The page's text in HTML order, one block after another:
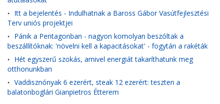
• Itt a bejelentés - Indulhatnak a Baross Gábor Vasútfejlesztési
Terv uniós projektjei
• Pánik a Pentagonban - nagyon komolyan beszóltak a
beszállítóknak: 'növelni kell a kapacitásokat' - fogytán a rakéták
• Hét egyszerű szokás, amivel energiát takaríthatunk meg
otthonunkban
• Vaddisznónyak 6 ezerért, steak 12 ezerért: teszten a
balatonboglári Gianpietros Étterem